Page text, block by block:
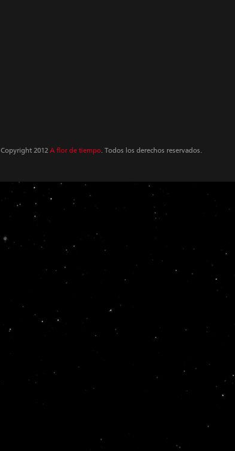
Copyright 2012 A flor de tiempo. Todos los derechos reservados.